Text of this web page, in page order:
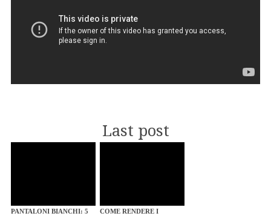
Last post
PANTALONI BIANCHI: 5
COME RENDERE I